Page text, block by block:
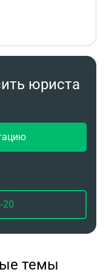
юриста
20
темы